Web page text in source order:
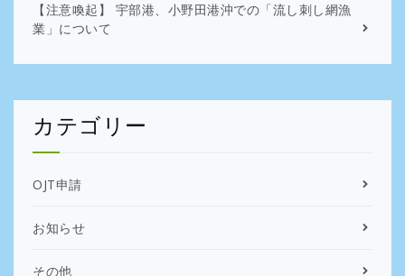
【注意喚起】 宇部港、小野田港沖での「流し刺し網漁
業」について
カテゴリー
OJT申請
お知らせ
その他